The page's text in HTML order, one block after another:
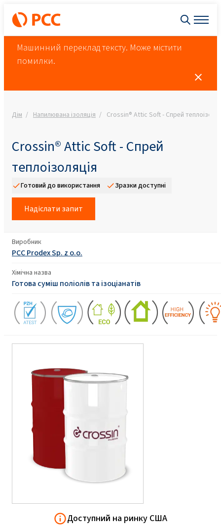
Машинний переклад тексту. Може містити
помилки.
Дім Напилювана ізоляція Crossin® Attic Soft - Спрей
Crossin® Attic Soft - Спрей
теплоізоляція
Готовий до використання Зразки доступні
Надіслати запит
Виробник
PCC Prodex Sp. z o.o.
Хімічна назва
Готова суміш поліолів та ізоціанатів
Доступний на ринку США